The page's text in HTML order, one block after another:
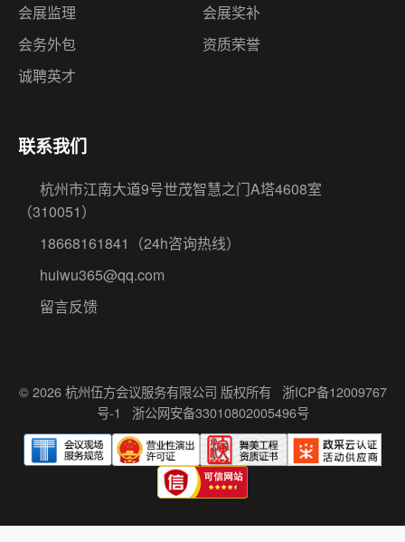
会展监理
会展奖补
会务外包
资质荣誉
诚聘英才
联系我们
杭州市江南大道9号世茂智慧之门A塔4608室
（310051）
18668161841
（24h咨询热线）
huiwu365@qq.com
留言反馈
© 2026 杭州伍方会议服务有限公司 版权所有 浙ICP备12009767
号-1
浙公网安备33010802005496号